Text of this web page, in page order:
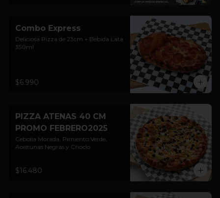
Combo Express
Deliciosa Pizza de 23cm + Bebida Lata
350ml
$6.990
PIZZA ATENAS 40 CM
PROMO FEBRERO2025
Cebolla Morada, Pimiento Verde,
Aceitunas Negras y Choclo.
$16.480